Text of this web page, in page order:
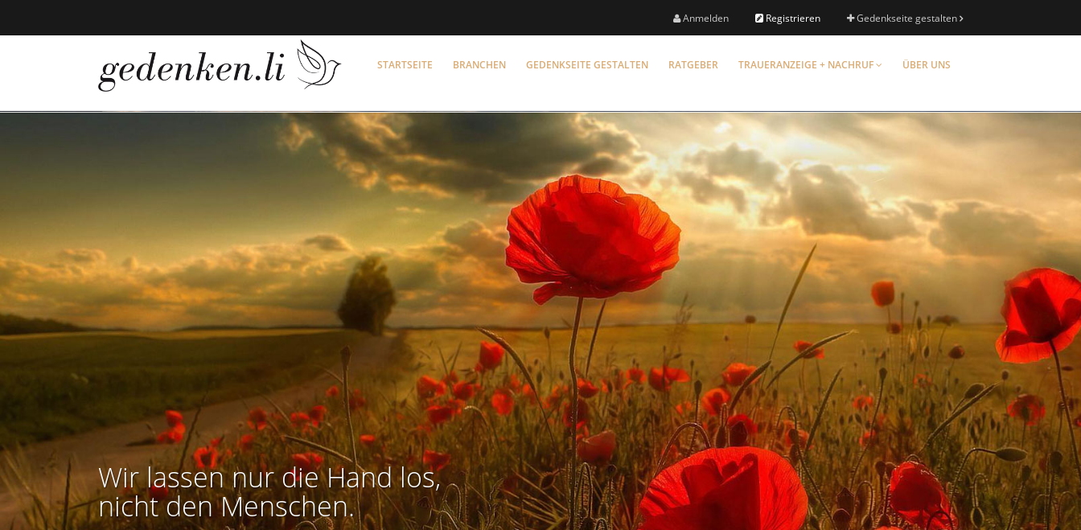
Anmelden Registrieren Gedenkseite gestalten
STARTSEITE BRANCHEN GEDENKSEITE GESTALTEN RATGEBER TRAUERANZEIGE + NACHRUF ÜBER UNS
Wir lassen nur die Hand los,
nicht den Menschen.